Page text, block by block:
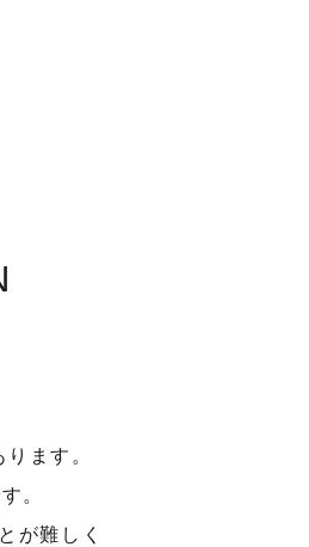
の工程
のアクセス
伝いが出来る助成金情報はこちら
工業組合
ます。
。
が難しく